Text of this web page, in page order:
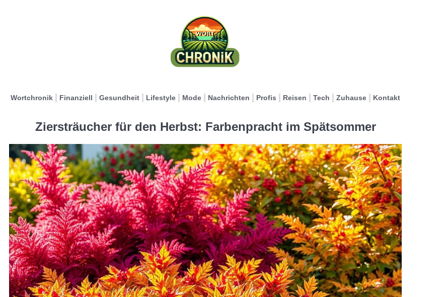
Wortchronik Finanziell Gesundheit Lifestyle Mode Nachrichten Profis Reisen Tech Zuhause Kontakt
Ziersträucher für den Herbst: Farbenpracht im Spätsommer